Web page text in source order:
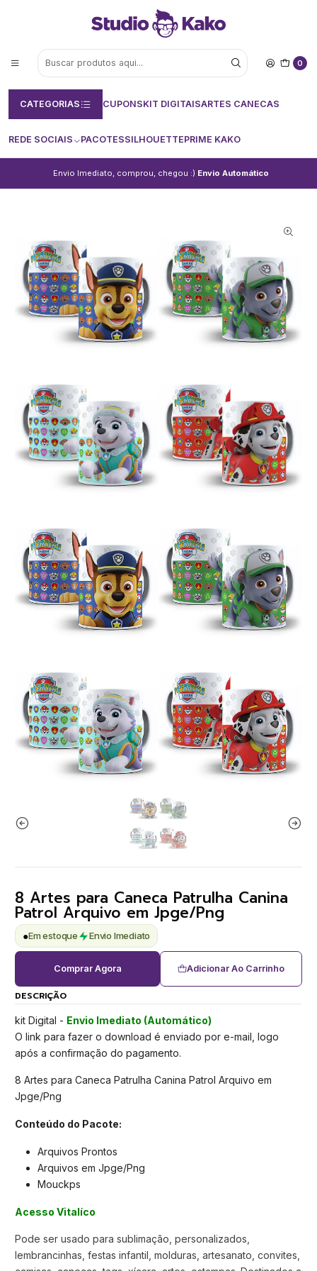
0
CATEGORIAS CUPONSKIT DIGITAISARTES CANECAS
REDE SOCIAIS PACOTESSILHOUETTEPRIME KAKO
Envio Imediato, comprou, chegou :) Envio Automático
8 Artes para Caneca Patrulha Canina
Patrol Arquivo em Jpge/Png
●Em estoque Envio Imediato
Adicionar Ao Carrinho
Comprar Agora
DESCRIÇÃO
kit Digital - Envio Imediato (Automático)
O link para fazer o download é enviado por e-mail, logo
após a confirmação do pagamento.
8 Artes para Caneca Patrulha Canina Patrol Arquivo em
Jpge/Png
Conteúdo do Pacote:
Arquivos Prontos
Arquivos em Jpge/Png
Mouckps
Acesso Vitalíco
Pode ser usado para sublimação, personalizados,
lembrancinhas, festas infantil, molduras, artesanato, convites,